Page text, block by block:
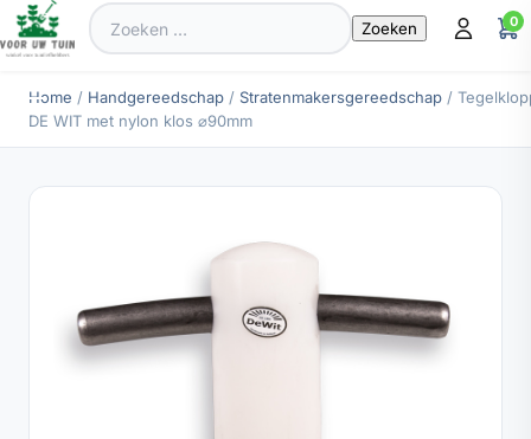
Zoeken
naar:
0
Home / Handgereedschap / Stratenmakersgereedschap /
DE WIT met nylon klos ⌀90mm